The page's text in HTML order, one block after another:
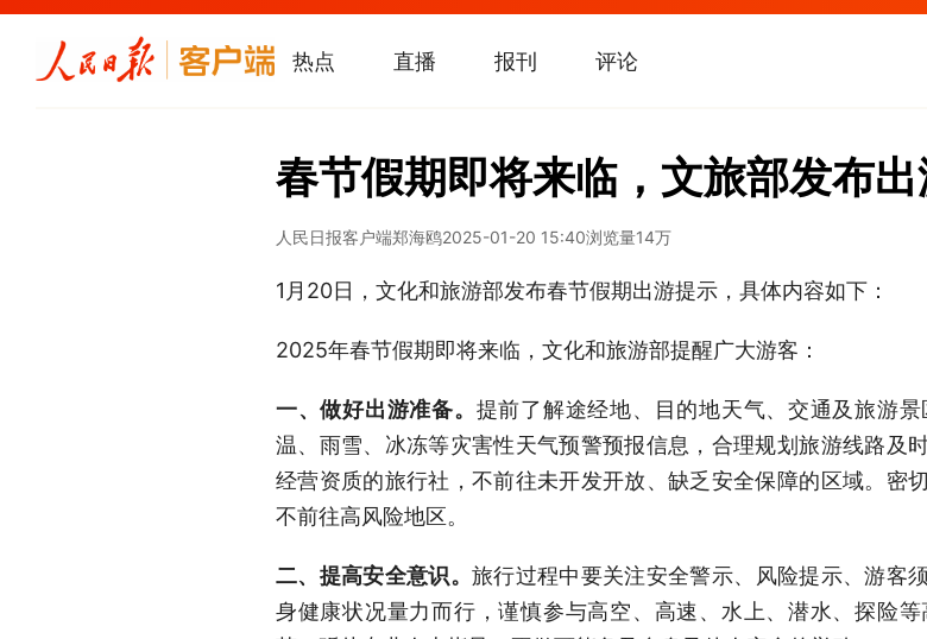
热点 直播 报刊 评论
春节假期即将来临，文旅部发布
人民日报客户端郑海鸥2025-01-20 15:40浏览量14万
1月20日，文化和旅游部发布春节假期出游提示，具体内容如下：
2025年春节假期即将来临，文化和旅游部提醒广大游客：
一、做好出游准备。 提前了解途经地、目的地天气、交通及旅游
温、雨雪、冰冻等灾害性天气预警预报信息，合理规划旅游线路及
经营资质的旅行社，不前往未开发开放、缺乏安全保障的区域。密
不前往高风险地区。
二、提高安全意识。旅行过程中要关注安全警示、风险提示、游客
身健康状况量力而行，谨慎参与高空、高速、水上、潜水、探险